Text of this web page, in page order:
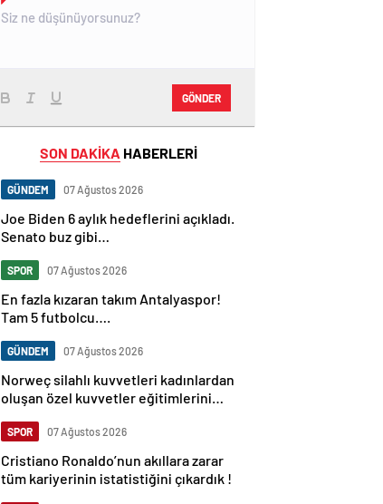
GÖNDER
SON DAKİKA HABERLERİ
GÜNDEM 07 Ağustos 2026
Joe Biden 6 aylık hedeflerini açıkladı.
Senato buz gibi…
SPOR 07 Ağustos 2026
En fazla kızaran takım Antalyaspor!
Tam 5 futbolcu….
GÜNDEM 07 Ağustos 2026
Norweç silahlı kuvvetleri kadınlardan
oluşan özel kuvvetler eğitimlerini
SPOR 07 Ağustos 2026
Cristiano Ronaldo’nun akıllara zarar
tüm kariyerinin istatistiğini çıkardık !